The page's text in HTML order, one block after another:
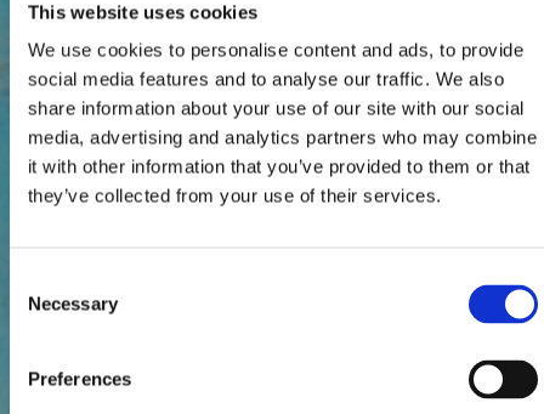
This website uses cookies
We use cookies to personalise content and ads, to provide
social media features and to analyse our traffic. We also
share information about your use of our site with our social
media, advertising and analytics partners who may combine
it with other information that you’ve provided to them or that
they’ve collected from your use of their services.
Selection
Necessary
Preferences